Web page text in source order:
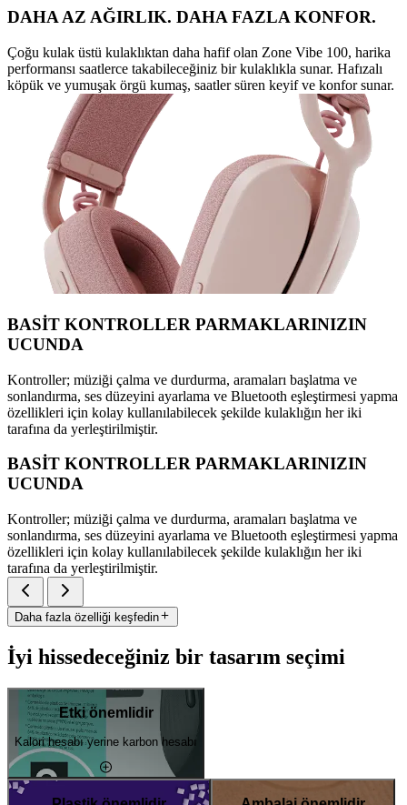
DAHA AZ AĞIRLIK. DAHA FAZLA KONFOR.
Çoğu kulak üstü kulaklıktan daha hafif olan Zone Vibe 100, harika
performansı saatlerce takabileceğiniz bir kulaklıkla sunar. Hafızalı
köpük ve yumuşak örgü kumaş, saatler süren keyif ve konfor sunar.
BASİT KONTROLLER PARMAKLARINIZIN
UCUNDA
Kontroller; müziği çalma ve durdurma, aramaları başlatma ve
sonlandırma, ses düzeyini ayarlama ve Bluetooth eşleştirmesi yapma
özellikleri için kolay kullanılabilecek şekilde kulaklığın her iki
tarafına da yerleştirilmiştir.
BASİT KONTROLLER PARMAKLARINIZIN
UCUNDA
Kontroller; müziği çalma ve durdurma, aramaları başlatma ve
sonlandırma, ses düzeyini ayarlama ve Bluetooth eşleştirmesi yapma
özellikleri için kolay kullanılabilecek şekilde kulaklığın her iki
tarafına da yerleştirilmiştir.
Daha fazla özelliği keşfedin
İyi hissedeceğiniz bir tasarım seçimi
Etki önemlidir
Kalori hesabı yerine karbon hesabı